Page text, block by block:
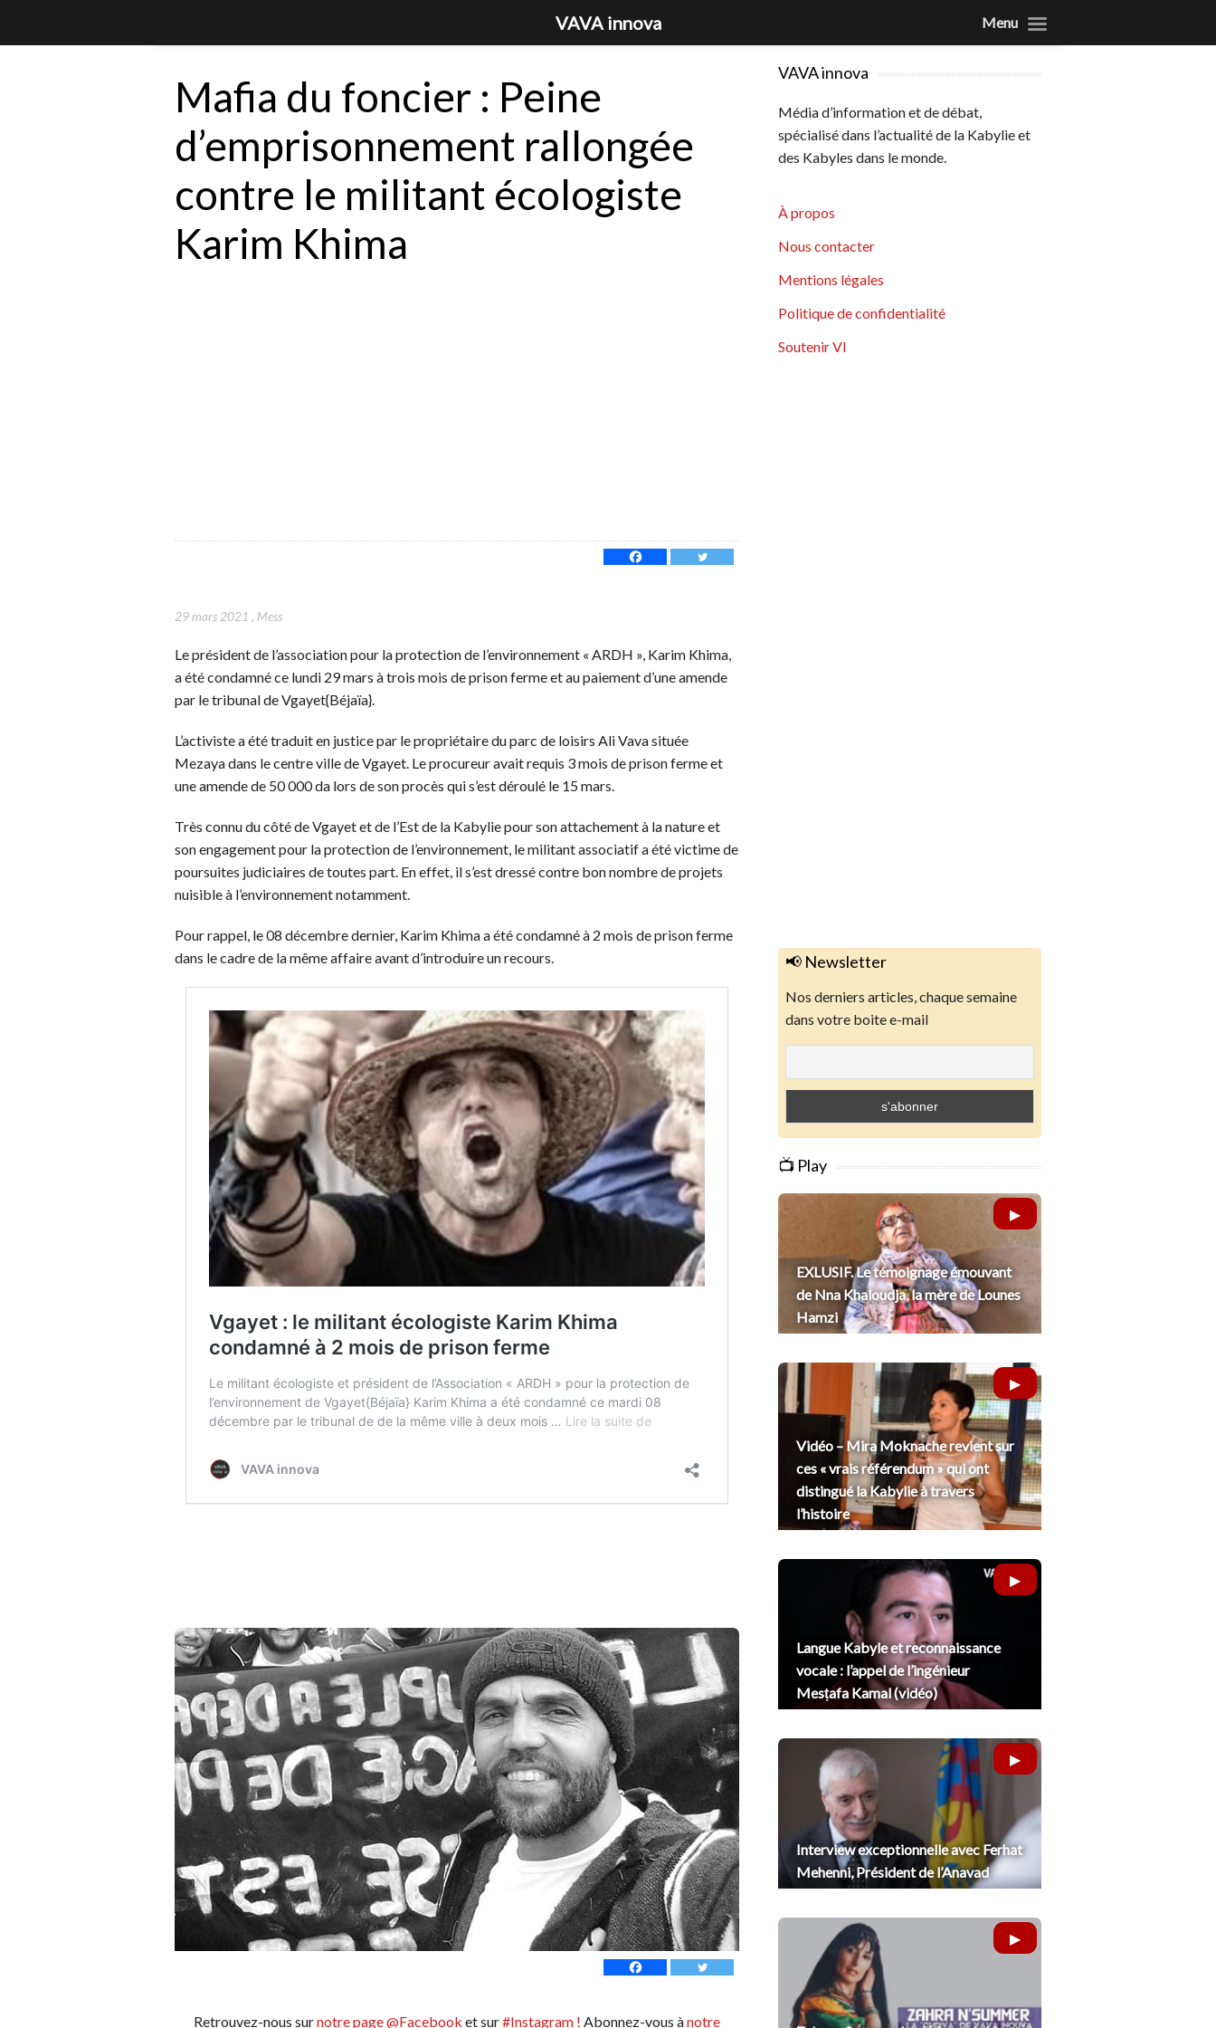
Mafia du foncier : Peine
d’emprisonnement rallongée
contre le militant écologiste
Karim Khima
29 mars 2021 , Mess
Le président de l’association pour la protection de l’environnement « ARDH », Karim Khima,
a été condamné ce lundi 29 mars à trois mois de prison ferme et au paiement d’une amende
par le tribunal de Vgayet{Béjaïa}.
L’activiste a été traduit en justice par le propriétaire du parc de loisirs Ali Vava située
Mezaya dans le centre ville de Vgayet. Le procureur avait requis 3 mois de prison ferme et
une amende de 50 000 da lors de son procès qui s’est déroulé le 15 mars.
Très connu du côté de Vgayet et de l’Est de la Kabylie pour son attachement à la nature et
son engagement pour la protection de l’environnement, le militant associatif a été victime de
poursuites judiciaires de toutes part. En effet, il s’est dressé contre bon nombre de projets
nuisible à l’environnement notamment.
Pour rappel, le 08 décembre dernier, Karim Khima a été condamné à 2 mois de prison ferme
dans le cadre de la même affaire avant d’introduire un recours.
Retrouvez-nous surnotre page @Facebook et sur#Instagram ! Abonnez-vous ànotre
VAVA innova
Média d’information et de débat,
spécialisé dans l’actualité de la Kabylie et
des Kabyles dans le monde.
À propos
Nous contacter
Mentions légales
Politique de confidentialité
Soutenir VI
📢 Newsletter
Nos derniers articles, chaque semaine
dans votre boite e-mail
📺 Play
EXLUSIF. Le témoignage émouvant
de Nna Khaloudja, la mère de Lounes
Hamzi
Vidéo – Mira Moknache revient sur
ces « vrais référendum » qui ont
distingué la Kabylie à travers
l’histoire
Langue Kabyle et reconnaissance
vocale : l’appel de l’ingénieur
Mesṭafa Kamal (vidéo)
Interview exceptionnelle avec Ferhat
Mehenni, Président de l’Anavad
VAVA innova Menu